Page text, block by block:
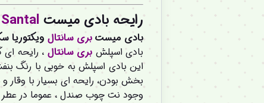
رایحه بادی میست
بادی میست بری سانتال ویکتوریا
بادی اسپلش بری سانتال ، رایحه ای
این بادی اسپلش به خوبی با رنگ
بخش بودن، رایحه ای بسیار با وقار
وجود نت چوب صندل ، عموما در